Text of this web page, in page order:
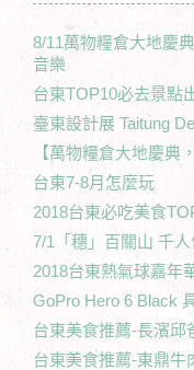
8/11萬物糧倉大地慶
音樂
台東TOP10必去景點
臺東設計展 Taitung
【萬物糧倉大地慶典
台東7-8月怎麼玩
2018台東必吃美食
7/1「穗」百關山 千
2018台東熱氣球嘉年
GoPro Hero 6 Black
台東美食推薦-長濱邱
台東美食推薦-東鼎牛